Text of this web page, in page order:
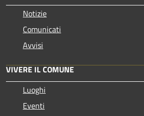
Notizie
Comunicati
Avvisi
VIVERE IL COMUNE
Luoghi
Eventi